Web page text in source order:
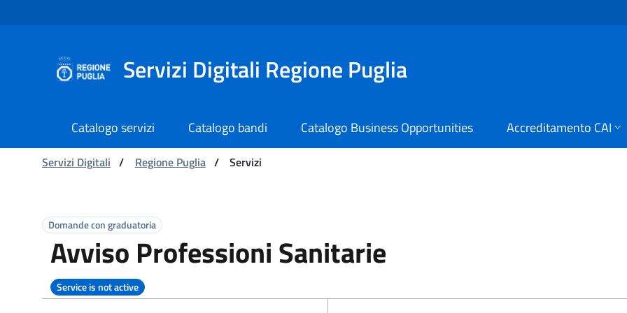
Navigation
Servizi Digitali Regione Puglia
Catalogo servizi Catalogo bandi Catalogo Business Opportunities
Accreditamento CAI
You are:
Servizi Digitali / Regione Puglia / Servizi
Servizi - Servizi Digitali Regione Puglia
Domande con graduatoria
Avviso Professioni Sanitarie
Service is not active